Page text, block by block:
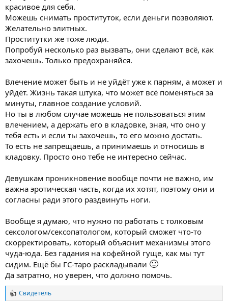
красивое для себя.
Можешь снимать проституток, если деньги позволяют.
Желательно элитных.
Проститутки же тоже люди.
Попробуй несколько раз вызвать, они сделают всё, как
захочешь. Только предохраняйся.
Влечение может быть и не уйдёт уже к парням, а может и
уйдёт. Жизнь такая штука, что может всё поменяться за
минуты, главное создание условий.
Но ты в любом случае можешь не пользоваться этим
влечением, а держать его в кладовке, зная, что оно у
тебя есть и если ты захочешь, то его можно достать.
То есть не запрещаешь, а принимаешь и относишь в
кладовку. Просто оно тебе не интересно сейчас.
Девушкам проникновение вообще почти не важно, им
важна эротическая часть, когда их хотят, поэтому они и
согласны ради этого раздвинуть ноги.
Вообще я думаю, что нужно по работать с толковым
сексологом/сексопатологом, который сможет что-то
скорректировать, который объяснит механизмы этого
чуда-юда. Без гадания на кофейной гуще, как мы тут
сидим. Ещё бы ГС-таро раскладывали 🙂
Да затратно, но уверен, что должно помочь.
Р
Свидетель